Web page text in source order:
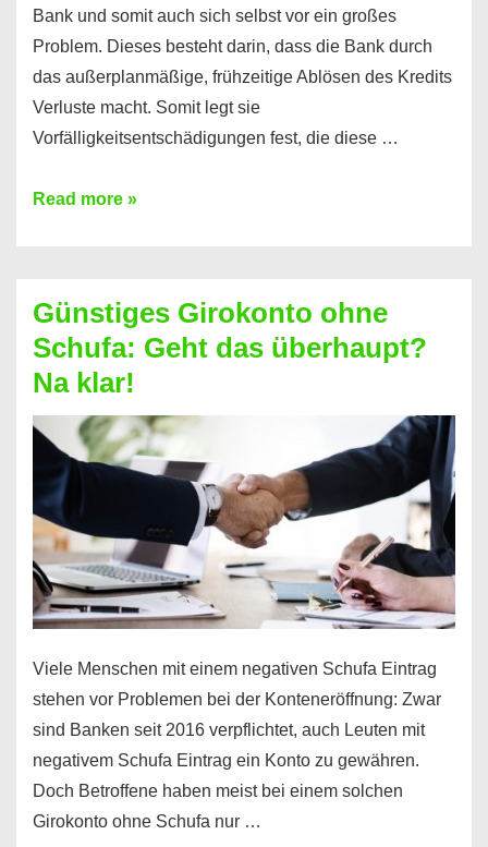
Bank und somit auch sich selbst vor ein großes
Problem. Dieses besteht darin, dass die Bank durch
das außerplanmäßige, frühzeitige Ablösen des Kredits
Verluste macht. Somit legt sie
Vorfälligkeitsentschädigungen fest, die diese …
Kredit
dabei
profitieren
–
So
funktioniert’s
Read more »
Günstiges Girokonto ohne
Schufa: Geht das überhaupt?
Na klar!
Viele Menschen mit einem negativen Schufa Eintrag
stehen vor Problemen bei der Konteneröffnung: Zwar
sind Banken seit 2016 verpflichtet, auch Leuten mit
negativem Schufa Eintrag ein Konto zu gewähren.
Doch Betroffene haben meist bei einem solchen
Girokonto ohne Schufa nur …